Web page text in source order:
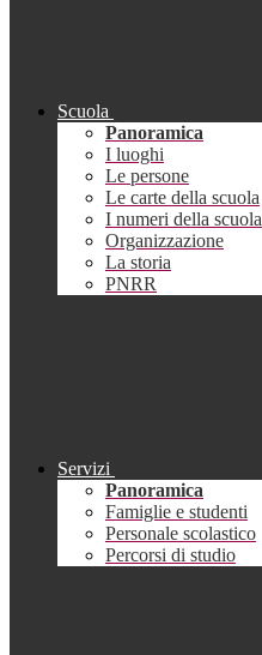
Scuola
Panoramica
I luoghi
Le persone
Le carte della scuola
I numeri della scuola
Organizzazione
La storia
PNRR
Servizi
Panoramica
Famiglie e studenti
Personale scolastico
Percorsi di studio